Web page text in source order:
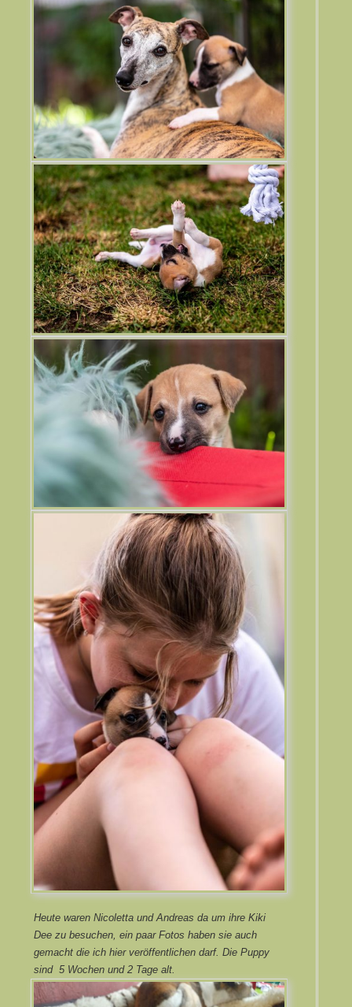
Heute waren Nicoletta und Andreas da um ihre Kiki
Dee zu besuchen, ein paar Fotos haben sie auch
gemacht die ich hier veröffentlichen darf. Die Puppy
sind 5 Wochen und 2 Tage alt.